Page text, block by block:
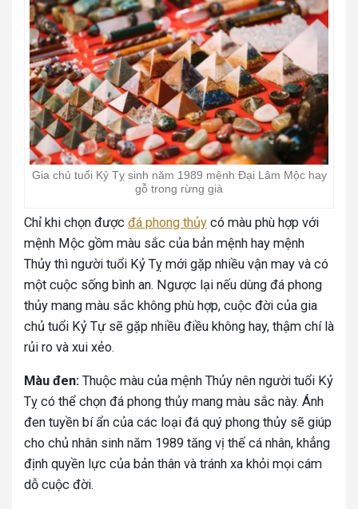
Gia chủ tuổi Kỷ Tỵ sinh năm 1989 mệnh Đại Lâm Mộc hay
gỗ trong rừng già
Chỉ khi chọn được đá phong thủy có màu phù hợp với
mệnh Mộc gồm màu sắc của bản mệnh hay mệnh
Thủy thì người tuổi Kỷ Tỵ mới gặp nhiều vận may và có
một cuộc sống bình an. Ngược lại nếu dùng đá phong
thủy mang màu sắc không phù hợp, cuộc đời của gia
chủ tuổi Kỷ Tự sẽ gặp nhiều điều không hay, thậm chí là
rủi ro và xui xẻo.
Màu đen: Thuộc màu của mệnh Thủy nên người tuổi Kỷ
Tỵ có thể chọn đá phong thủy mang màu sắc này. Ánh
đen tuyền bí ẩn của các loại đá quý phong thủy sẽ giúp
cho chủ nhân sinh năm 1989 tăng vị thế cá nhân, khẳng
định quyền lực của bản thân và tránh xa khỏi mọi cám
dỗ cuộc đời.